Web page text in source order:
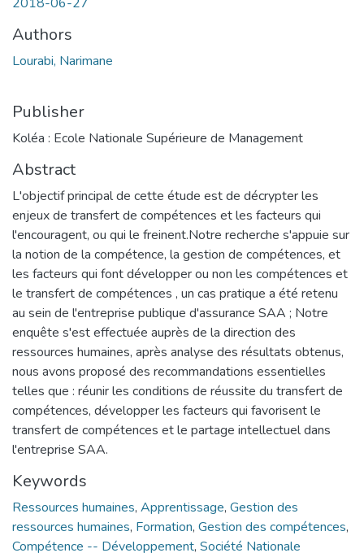
Authors
Lourabi, Narimane
Publisher
Koléa : Ecole Nationale Supérieure de Management
Abstract
L'objectif principal de cette étude est de décrypter les
enjeux de transfert de compétences et les facteurs qui
l'encouragent, ou qui le freinent.Notre recherche s'appuie sur
la notion de la compétence, la gestion de compétences, et
les facteurs qui font développer ou non les compétences et
le transfert de compétences , un cas pratique a été retenu
au sein de l'entreprise publique d'assurance SAA ; Notre
enquête s'est effectuée auprès de la direction des
ressources humaines, après analyse des résultats obtenus,
nous avons proposé des recommandations essentielles
telles que : réunir les conditions de réussite du transfert de
compétences, développer les facteurs qui favorisent le
transfert de compétences et le partage intellectuel dans
l'entreprise SAA.
Keywords
Ressources humaines, Apprentissage, Gestion des
ressources humaines, Formation, Gestion des compétences,
Compétence -- Développement, Société Nationale